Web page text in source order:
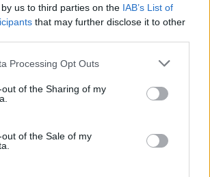
us to third parties on the IAB’s List of
that may further disclose it to other
Processing Opt Outs
of the Sharing of my
of the Sale of my